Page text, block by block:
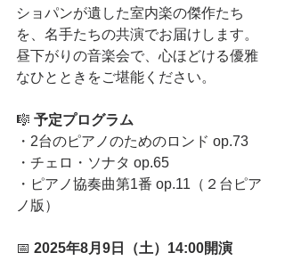
ショパンが遺した室内楽の傑作たち
を、名手たちの共演でお届けします。
昼下がりの音楽会で、心ほどける優雅
なひとときをご堪能ください。
🎼 予定プログラム
・2台のピアノのためのロンド op.73
・チェロ・ソナタ op.65
・ピアノ協奏曲第1番 op.11（２台ピア
ノ版）
📅 2025年8月9日（土）14:00開演